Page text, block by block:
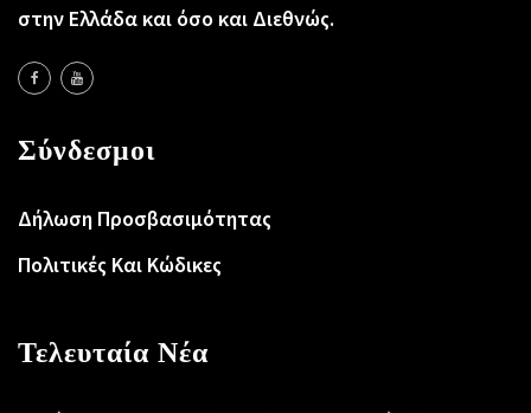
στην Ελλάδα και όσο και Διεθνώς.
Σύνδεσμοι
Δήλωση Προσβασιμότητας
Πολιτικές Και Κώδικες
Τελευταία Νέα